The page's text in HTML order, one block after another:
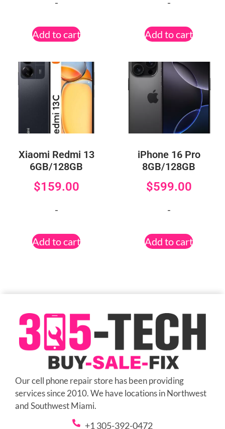
Add to cart Add to cart
Xiaomi Redmi 13
6GB/128GB
$159.00
-
Add to cart
iPhone 16 Pro
8GB/128GB
$599.00
-
Add to cart
Our cell phone repair store has been providing
services since 2010. We have locations in Northwest
and Southwest Miami.
+1 305-392-0472